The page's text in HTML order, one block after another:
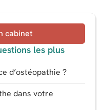
cabinet
les plus
d’ostéopathie ?
dans votre